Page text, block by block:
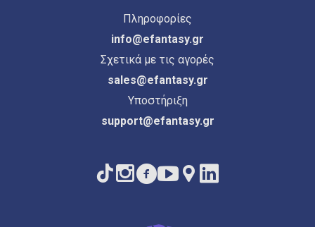
Πληροφορίες
info@efantasy.gr
Σχετικά με τις αγορές
sales@efantasy.gr
Υποστήριξη
support@efantasy.gr